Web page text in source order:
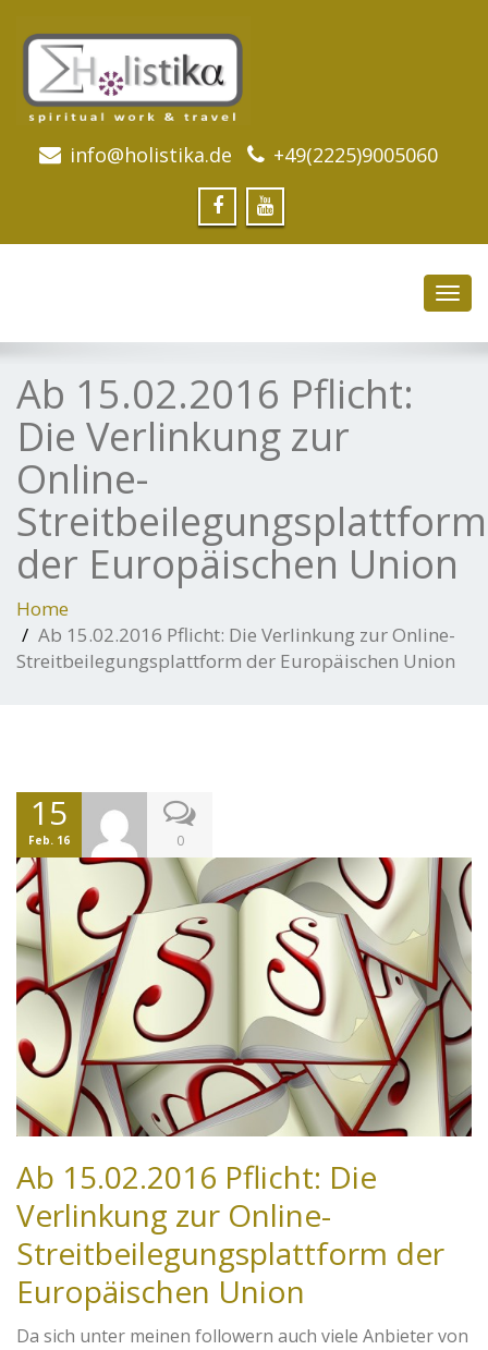
info@holistika.de +49(2225)9005060
Ab 15.02.2016 Pflicht:
Die Verlinkung zur
Online-
Streitbeilegungsplattform
der Europäischen Union
Home
Ab 15.02.2016 Pflicht: Die Verlinkung zur Online-
Streitbeilegungsplattform der Europäischen Union
15
Feb. 16 0
Ab 15.02.2016 Pflicht: Die
Verlinkung zur Online-
Streitbeilegungsplattform der
Europäischen Union
Da sich unter meinen followern auch viele Anbieter von